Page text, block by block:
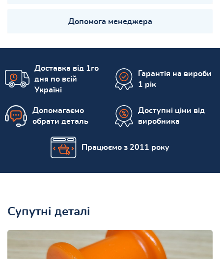
Допомога менеджера
Доставка від 1го
дня по всій
Україні
Гарантія на вироби
1 рік
Допомагаємо
обрати деталь
Доступні ціни від
виробника
Працюємо з 2011 року
Супутні деталі